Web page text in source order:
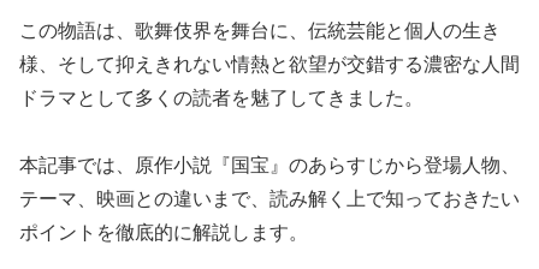
この物語は、歌舞伎界を舞台に、伝統芸能と個人の生き
様、そして抑えきれない情熱と欲望が交錯する濃密な人間
ドラマとして多くの読者を魅了してきました。
本記事では、原作小説『国宝』のあらすじから登場人物、
テーマ、映画との違いまで、読み解く上で知っておきたい
ポイントを徹底的に解説します。